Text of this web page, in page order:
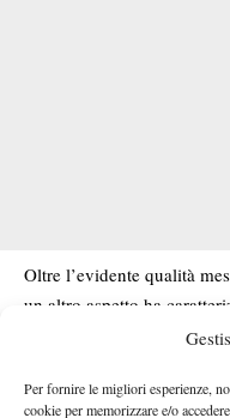
Per fornire le migliori esperienze,
cookie per memorizzare e/o
Oltre l’evidente qualità
un altro aspetto ha
È stato un
bella partita”.